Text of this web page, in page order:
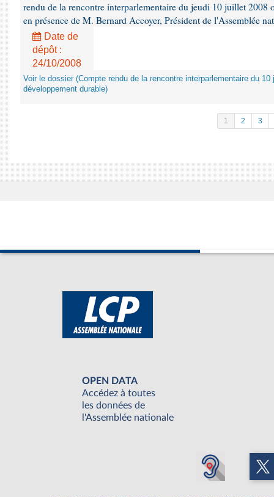
rendu de la rencontre interparlementaire du jeudi 10 juillet 2008
en présence de M. Bernard Accoyer, Président de l'Assemblée
Date de
dépôt :
24/10/2008
Voir le dossier (Compte rendu de la rencontre interparlementaire du
développement durable)
1 2 3
OPEN DATA
Accédez à toutes
les données de
l'Assemblée nationale